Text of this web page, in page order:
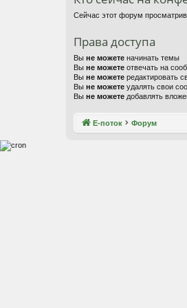
Сейчас этот форум
Права доступа
Вы не можете начинать темы
Вы не можете отвечать на
Вы не можете редактировать
Вы не можете удалять свои
Вы не можете добавлять
Е-поток Форум